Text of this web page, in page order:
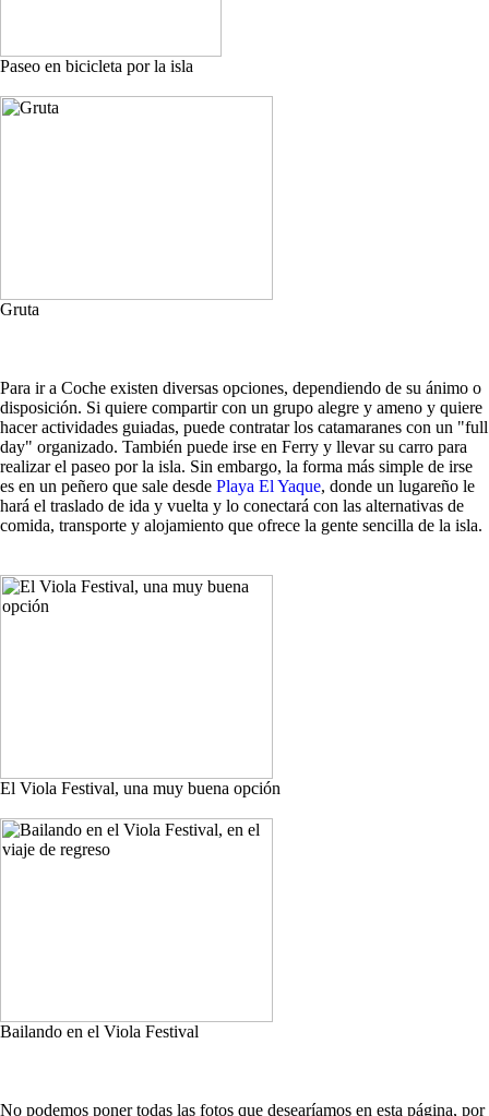
Paseo en bicicleta por la isla
Gruta
Para ir a Coche existen diversas opciones, dependiendo de su ánimo o
disposición. Si quiere compartir con un grupo alegre y ameno y quiere
hacer actividades guiadas, puede contratar los catamaranes con un "full
day" organizado. También puede irse en Ferry y llevar su carro para
realizar el paseo por la isla. Sin embargo, la forma más simple de irse
es en un peñero que sale desde Playa El Yaque, donde un lugareño le
hará el traslado de ida y vuelta y lo conectará con las alternativas de
comida, transporte y alojamiento que ofrece la gente sencilla de la isla.
El Viola Festival, una muy buena opción
Bailando en el Viola Festival
No podemos poner todas las fotos que desearíamos en esta página, por